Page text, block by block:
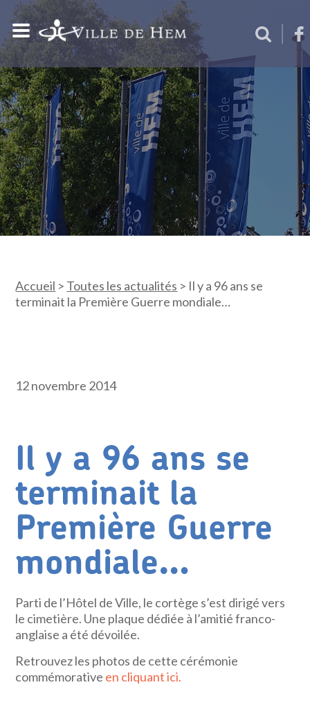
Accueil > Toutes les actualités > Il y a 96 ans se
terminait la Première Guerre mondiale…
12 novembre 2014
Il y a 96 ans se
terminait la
Première Guerre
mondiale…
Parti de l’Hôtel de Ville, le cortège s’est dirigé vers
le cimetière. Une plaque dédiée à l’amitié franco-
anglaise a été dévoilée.
Retrouvez les photos de cette cérémonie
commémorative en cliquant ici.